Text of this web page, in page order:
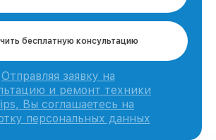
бесплатную консультацию
Отправляя заявку на
и ремонт техники
Вы соглашаетесь на
персональных данных